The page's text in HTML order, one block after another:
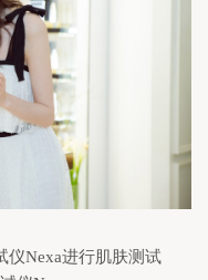
仪Nexa进行肌肤测试